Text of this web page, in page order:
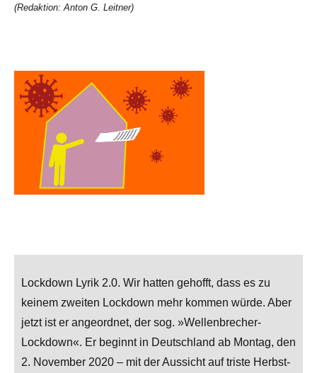
(Redaktion: Anton G. Leitner)
Lockdown Lyrik 2.0. Wir hatten gehofft, dass es zu
keinem zweiten Lockdown mehr kommen würde. Aber
jetzt ist er angeordnet, der sog. »Wellenbrecher-
Lockdown«. Er beginnt in Deutschland ab Montag, den
2. November 2020 – mit der Aussicht auf triste Herbst-